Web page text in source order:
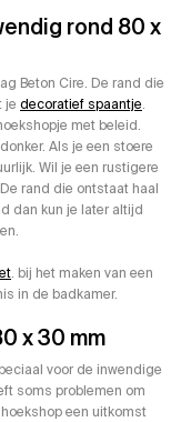
rond 80 x
Beton Cire. De rand die
je decoratief spaantje.
met beleid.
Als je een stoere
Wil je een rustigere
rand die ontstaat haal
dan kun je later altijd
. bij het maken van een
in de badkamer.
x 30 mm
voor de inwendige
soms problemen om
een uitkomst